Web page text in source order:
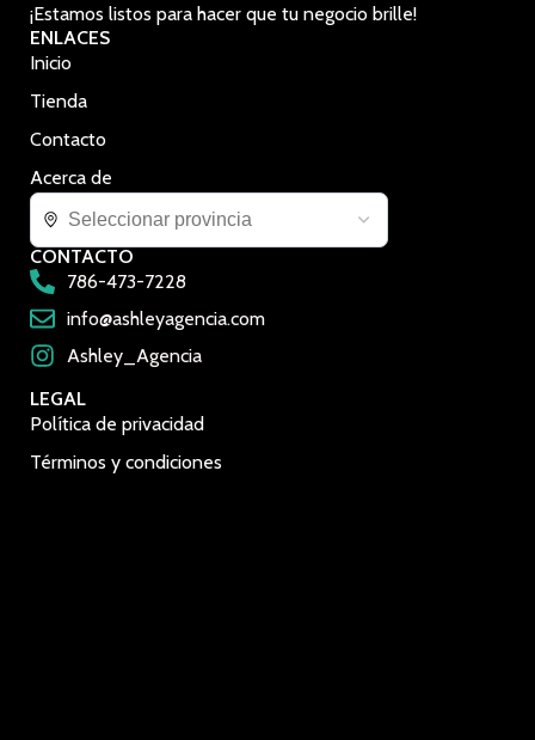
¡Estamos listos para hacer que tu negocio brille!
ENLACES
Inicio
Tienda
Contacto
Acerca de
CONTACTO
786-473-7228
info@ashleyagencia.com
Ashley_Agencia
LEGAL
Política de privacidad
Términos y condiciones